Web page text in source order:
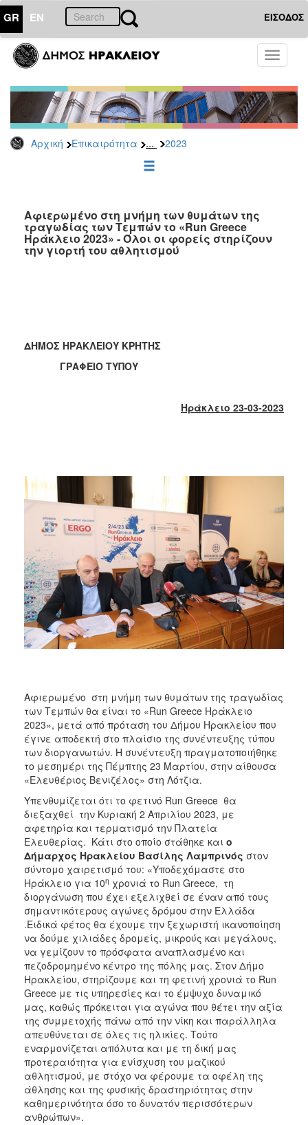
GR EN ΕΙΣΟΔΟΣ
Toggle
Αρχική Επικαιρότητα ... 2023
ΕΠΙΚΑΙΡΟΤΗΤΑ
Τύπου
Αρχείο
2026
2025
2022
2021
2020
ΔΗΜΟΤΗΣ
ΕΠΙΣΚΕΠΤΗΣ
ΗΡΑΚΛΕΙΟ
Αφιερωμένο στη μνήμη των θυμάτων της
τραγωδίας των Τεμπών το «Run Greece
Ηράκλειο 2023» - Όλοι οι φορείς στηρίζουν
την γιορτή του αθλητισμού
ΔΗΜΟΣ ΗΡΑΚΛΕΙΟΥ ΚΡΗΤΗΣ
ΓΡΑΦΕΙΟ ΤΥΠΟΥ
Ηράκλειο 23-03-2023
Αφιερωμένο στη μνήμη των θυμάτων της τραγωδίας
των Τεμπών θα είναι το «Run Greece Ηράκλειο
2023», μετά από πρόταση του Δήμου Ηρακλείου που
έγινε αποδεκτή στο πλαίσιο της συνέντευξης τύπου
των διοργανωτών. Η συνέντευξη πραγματοποιήθηκε
το μεσημέρι της Πέμπτης 23 Μαρτίου, στην αίθουσα
«Ελευθέριος Βενιζέλος» στη Λότζια.
Υπενθυμίζεται ότι το φετινό Run Greece θα
διεξαχθεί την Κυριακή 2 Απριλίου 2023, με
αφετηρία και τερματισμό την Πλατεία
Ελευθερίας. Κάτι στο οποίο στάθηκε και ο
Δήμαρχος Ηρακλείου Βασίλης Λαμπρινός στον
σύντομο χαιρετισμό του: «Υποδεχόμαστε στο
Ηράκλειο για 10η χρονιά το Run Greece, τη
διοργάνωση που έχει εξελιχθεί σε έναν από τους
σημαντικότερους αγώνες δρόμου στην Ελλάδα
.Ειδικά φέτος θα έχουμε την ξεχωριστή ικανοποίηση
να δούμε χιλιάδες δρομείς, μικρούς και μεγάλους,
να γεμίζουν το πρόσφατα αναπλασμένο και
πεζοδρομημένο κέντρο της πόλης μας. Στον Δήμο
Ηρακλείου, στηρίζουμε και τη φετινή χρονιά το Run
Greece με τις υπηρεσίες και το έμψυχο δυναμικό
μας, καθώς πρόκειται για αγώνα που θέτει την αξία
της συμμετοχής πάνω από την νίκη και παράλληλα
απευθύνεται σε όλες τις ηλικίες. Τούτο
εναρμονίζεται απόλυτα και με τη δική μας
προτεραιότητα για ενίσχυση του μαζικού
αθλητισμού, με στόχο να φέρουμε τα οφέλη της
άθλησης και της φυσικής δραστηριότητας στην
καθημερινότητα όσο το δυνατόν περισσότερων
ανθρώπων».